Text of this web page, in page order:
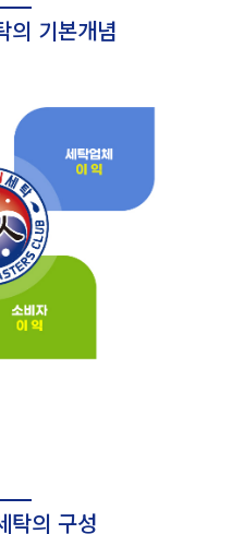
의 기본개념
탁의 구성